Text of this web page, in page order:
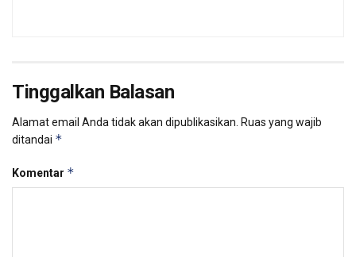
Tinggalkan Balasan
Alamat email Anda tidak akan dipublikasikan. Ruas yang wajib
ditandai *
Komentar *